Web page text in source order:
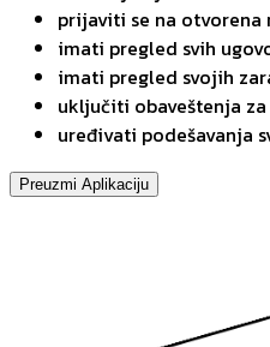
prijaviti se na otvorena
imati pregled svih
imati pregled svojih
uključiti obaveštenja
uređivati podešavanja
Preuzmi Aplikaciju